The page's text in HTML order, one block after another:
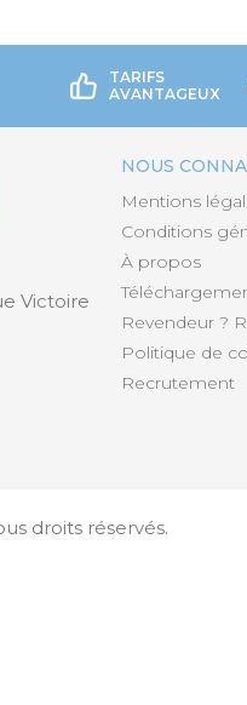
TARIFS
AVANTAGEUX
Victoire
NOUS
Mentions
Conditions
À propos
Revendeur ?
Politique de
Recrutement
droits réservés.